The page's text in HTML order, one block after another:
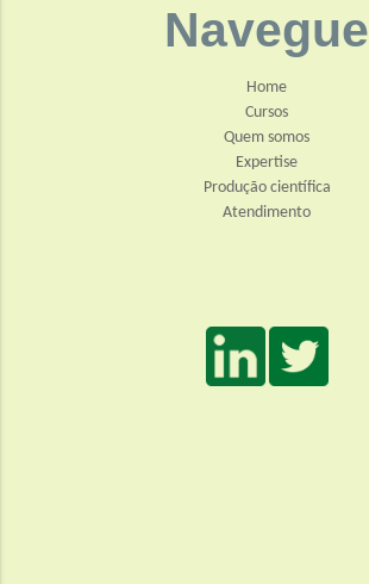
Navegue
Home
Cursos
Quem somos
Expertise
Produção científica
Atendimento